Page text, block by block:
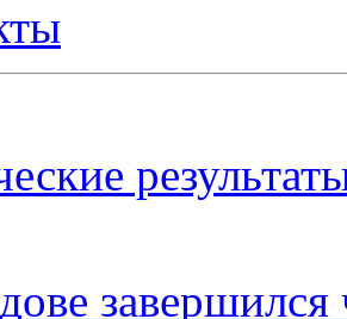
завершился